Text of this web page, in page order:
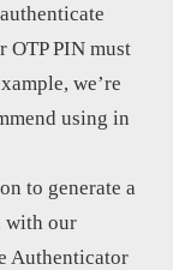
OTP PIN must
we’re
using in
to generate a
with our
Authenticator